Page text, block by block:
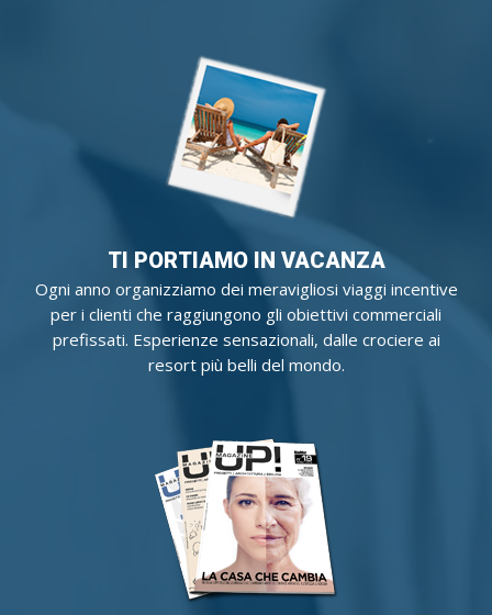
TI PORTIAMO IN VACANZA
Ogni anno organizziamo dei meravigliosi viaggi incentive
per i clienti che raggiungono gli obiettivi commerciali
prefissati. Esperienze sensazionali, dalle crociere ai
resort più belli del mondo.